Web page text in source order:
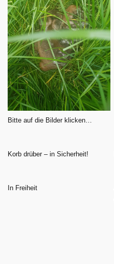
Bitte auf die Bilder klicken…
Korb drüber – in Sicherheit!
In Freiheit